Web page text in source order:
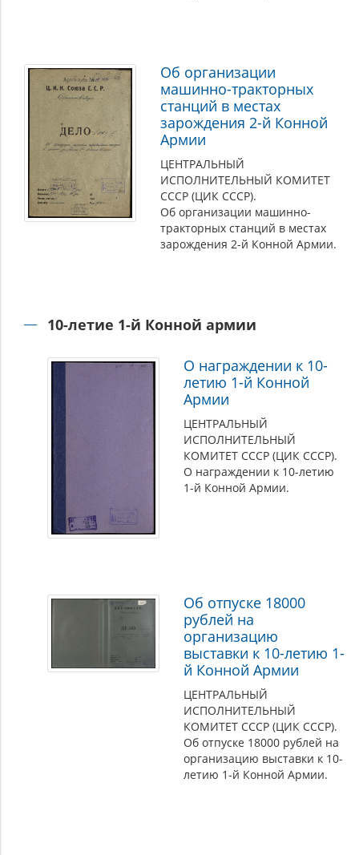
Об организации
машинно-тракторных
станций в местах
зарождения 2-й Конной
Армии
ЦЕНТРАЛЬНЫЙ
ИСПОЛНИТЕЛЬНЫЙ КОМИТЕТ
СССР (ЦИК СССР).
Об организации машинно-
тракторных станций в местах
зарождения 2-й Конной Армии.
10-летие 1-й Конной армии
О награждении к 10-
летию 1-й Конной
Армии
ЦЕНТРАЛЬНЫЙ
ИСПОЛНИТЕЛЬНЫЙ
КОМИТЕТ СССР (ЦИК СССР).
О награждении к 10-летию
1-й Конной Армии.
Об отпуске 18000
рублей на
организацию
выставки к 10-летию 1-
й Конной Армии
ЦЕНТРАЛЬНЫЙ
ИСПОЛНИТЕЛЬНЫЙ
КОМИТЕТ СССР (ЦИК СССР).
Об отпуске 18000 рублей на
организацию выставки к 10-
летию 1-й Конной Армии.